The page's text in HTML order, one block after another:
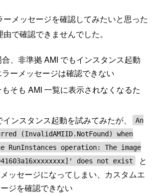
ーメッセージを確認してみたいと思った
で確認できませんでした。
、非準拠 AMI でもインスタンス起動
ーメッセージは確認できない
そも AMI 一覧に表示されなくなるた
ンスタンス起動を試みてみたが、
An
(InvalidAMIID.NotFound) when
RunInstances operation: The image
does not exist
と
ッセージになってしまい、カスタムエ
ジを確認できない